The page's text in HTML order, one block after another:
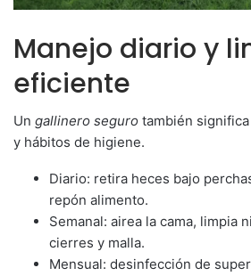
Manejo diario y
eficiente
Un gallinero seguro también
y hábitos de higiene.
Diario: retira heces bajo
repón alimento.
Semanal: airea la cama, limpia
cierres y malla.
Mensual: desinfección de